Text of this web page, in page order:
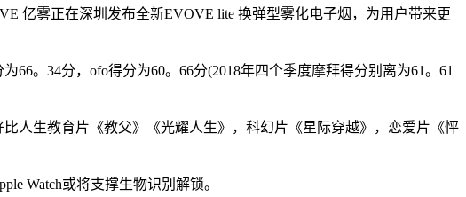
亿雾正在深圳发布全新EVOVE lite 换弹型雾化电子烟，为用户带来更
。34分，ofo得分为60。66分(2018年四个季度摩拜得分别离为61。61
生教育片《教父》《光耀人生》，科幻片《星际穿越》，恋爱片《怦
Watch或将支撑生物识别解锁。